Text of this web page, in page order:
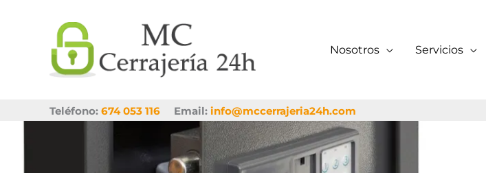
contenido
Nosotros Servicios
Teléfono: 674 053 116 Email: info@mccerrajeria24h.com